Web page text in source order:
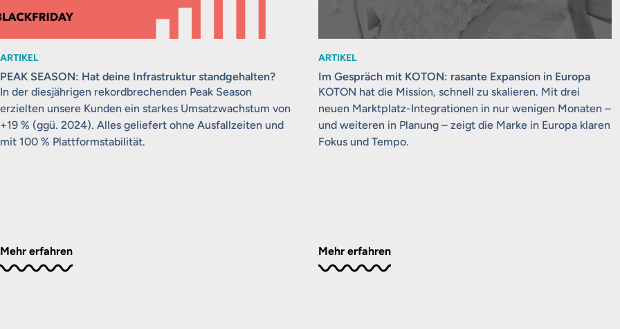
ARTIKEL
PEAK SEASON: Hat deine Infrastruktur standgehalten?
In der diesjährigen rekordbrechenden Peak Season
erzielten unsere Kunden ein starkes Umsatzwachstum von
+19 % (ggü. 2024). Alles geliefert ohne Ausfallzeiten und
mit 100 % Plattformstabilität.
Mehr erfahren
ARTIKEL
Im Gespräch mit KOTON: rasante Expansion in Europa
KOTON hat die Mission, schnell zu skalieren. Mit drei
neuen Marktplatz-Integrationen in nur wenigen Monaten –
und weiteren in Planung – zeigt die Marke in Europa klaren
Fokus und Tempo.
Mehr erfahren